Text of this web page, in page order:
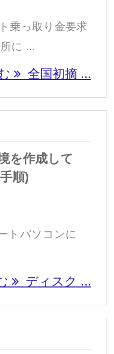
乗っ取り金要求
に ...
全国初摘 ...
を作成して
手順)
トパソコンに
ディスク ...